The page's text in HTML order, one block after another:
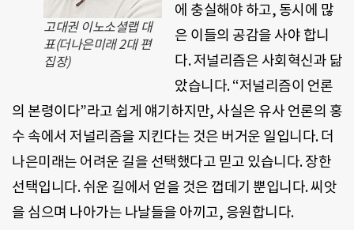
고대권 이노소셜랩 대
표(더나은미래 2대 편
집장)
에 충실해야 하고, 동시에 많
은 이들의 공감을 사야 합니
다. 저널리즘은 사회혁신과 닮
았습니다. “저널리즘이 언론
의 본령이다”라고 쉽게 얘기하지만, 사실은 유사 언론의 홍
수 속에서 저널리즘을 지킨다는 것은 버거운 일입니다. 더
나은미래는 어려운 길을 선택했다고 믿고 있습니다. 장한
선택입니다. 쉬운 길에서 얻을 것은 껍데기 뿐입니다. 씨앗
을 심으며 나아가는 나날들을 아끼고, 응원합니다.